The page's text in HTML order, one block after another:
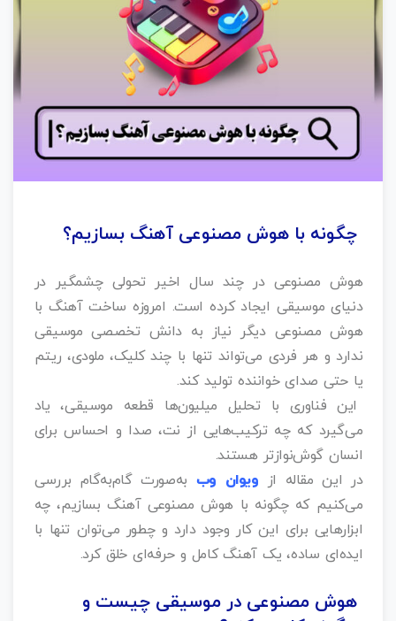
چگونه با هوش مصنوعی آهنگ بسازیم؟
هوش مصنوعی در چند سال اخیر تحولی چشمگیر در
دنیای موسیقی ایجاد کرده است. امروزه ساخت آهنگ با
هوش مصنوعی دیگر نیاز به دانش تخصصی موسیقی
ندارد و هر فردی می‌تواند تنها با چند کلیک، ملودی، ریتم
یا حتی صدای خواننده تولید کند.
این فناوری با تحلیل میلیون‌ها قطعه موسیقی، یاد
می‌گیرد که چه ترکیب‌هایی از نت، صدا و احساس برای
انسان گوش‌نوازتر هستند.
در این مقاله از ویوان وب به‌صورت گام‌به‌گام بررسی
می‌کنیم که چگونه با هوش مصنوعی آهنگ بسازیم، چه
ابزارهایی برای این کار وجود دارد و چطور می‌توان تنها با
ایده‌ای ساده، یک آهنگ کامل و حرفه‌ای خلق کرد.
هوش مصنوعی در موسیقی چیست و